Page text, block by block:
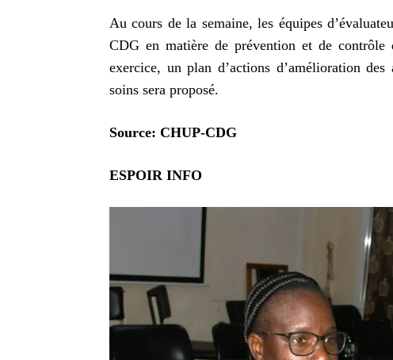
Au cours de la semaine, les équipes
CDG en matière de prévention et de contrôle
exercice, un plan d’actions d’amélioration
soins sera proposé.
Source: CHUP-CDG
ESPOIR INFO